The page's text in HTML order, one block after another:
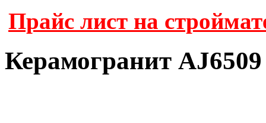
Прайс лист на
Керамогранит AJ6509